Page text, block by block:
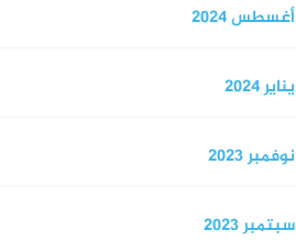
أغسطس 2024
يناير 2024
نوفمبر 2023
سبتمبر 2023